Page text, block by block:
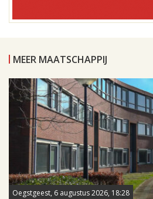
MEER MAATSCHAPPIJ
Oegstgeest, 6 augustus 2026, 18:28